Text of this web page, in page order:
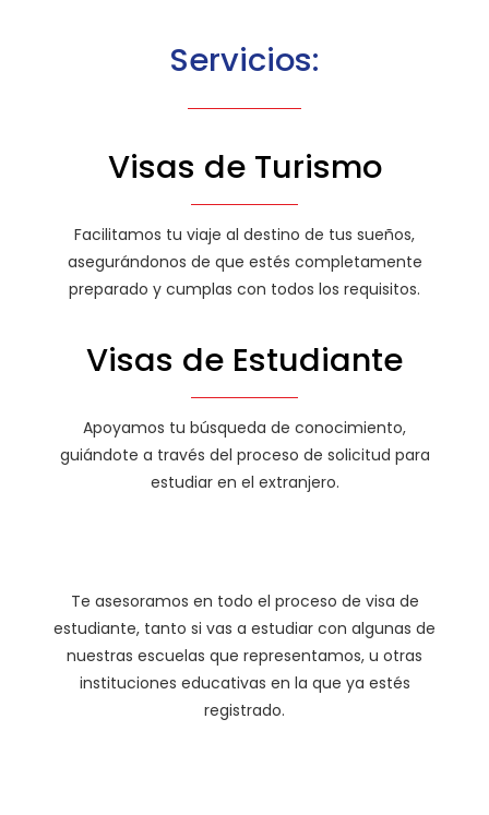
Servicios:
Visas de Turismo
Facilitamos tu viaje al destino de tus sueños,
asegurándonos de que estés completamente
preparado y cumplas con todos los requisitos.
Visas de Estudiante
Apoyamos tu búsqueda de conocimiento,
guiándote a través del proceso de solicitud para
estudiar en el extranjero.
Te asesoramos en todo el proceso de visa de
estudiante, tanto si vas a estudiar con algunas de
nuestras escuelas que representamos, u otras
instituciones educativas en la que ya estés
registrado.